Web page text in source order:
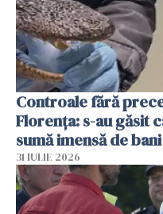
Controale fără
Florența: s-au găsit
sumă imensă de bani
31 IULIE 2026